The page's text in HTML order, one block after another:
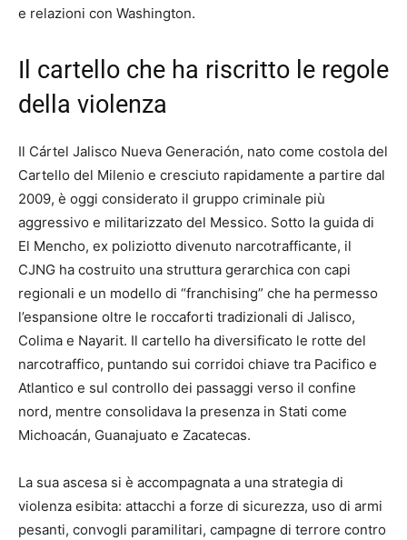
e relazioni con Washington.
Il cartello che ha riscritto le regole
della violenza
Il Cártel Jalisco Nueva Generación, nato come costola del
Cartello del Milenio e cresciuto rapidamente a partire dal
2009, è oggi considerato il gruppo criminale più
aggressivo e militarizzato del Messico. Sotto la guida di
El Mencho, ex poliziotto divenuto narcotrafficante, il
CJNG ha costruito una struttura gerarchica con capi
regionali e un modello di “franchising” che ha permesso
l’espansione oltre le roccaforti tradizionali di Jalisco,
Colima e Nayarit. Il cartello ha diversificato le rotte del
narcotraffico, puntando sui corridoi chiave tra Pacifico e
Atlantico e sul controllo dei passaggi verso il confine
nord, mentre consolidava la presenza in Stati come
Michoacán, Guanajuato e Zacatecas.
La sua ascesa si è accompagnata a una strategia di
violenza esibita: attacchi a forze di sicurezza, uso di armi
pesanti, convogli paramilitari, campagne di terrore contro